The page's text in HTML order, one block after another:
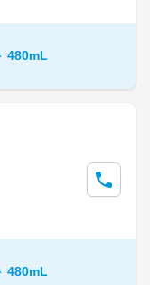
480mL
480mL